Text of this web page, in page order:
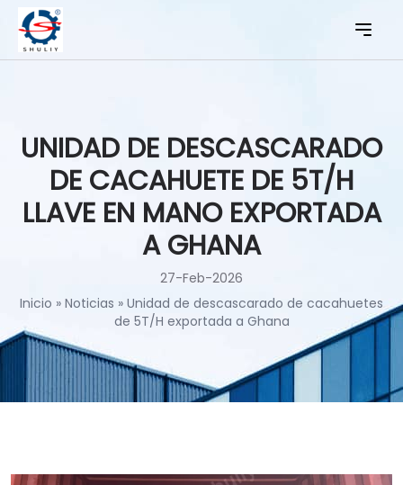
UNIDAD DE DESCASCARADO
DE CACAHUETE DE 5T/H
LLAVE EN MANO EXPORTADA
A GHANA
27-Feb-2026
Inicio » Noticias » Unidad de descascarado de cacahuetes
de 5T/H exportada a Ghana